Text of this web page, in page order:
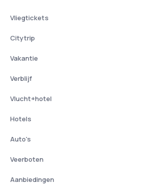
Vliegtickets
Citytrip
Vakantie
Verblijf
Vlucht+hotel
Hotels
Auto's
Veerboten
Aanbiedingen